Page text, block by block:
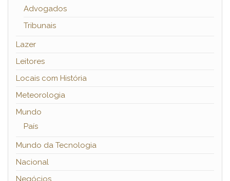
Advogados
Tribunais
Lazer
Leitores
Locais com História
Meteorologia
Mundo
País
Mundo da Tecnologia
Nacional
Negócios